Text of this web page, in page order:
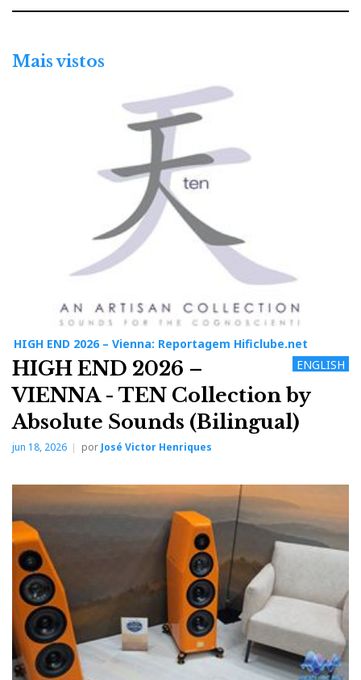
Mais vistos
HIGH END 2026 – Vienna: Reportagem Hificlube.net
ENGLISH
HIGH END 2026 –
VIENNA - TEN Collection by
Absolute Sounds (Bilingual)
jun 18, 2026 porJosé Victor Henriques